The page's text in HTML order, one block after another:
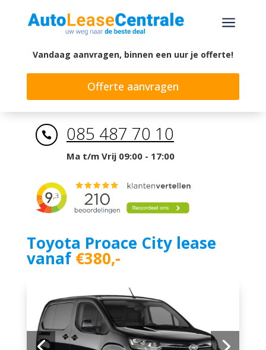
a
Vandaag aanvragen, binnen een uur je offerte!
Offerte aanvragen
 085 487 70 10
Ma t/m Vrij 09:00 - 17:00
Toyota Proace City lease
vanaf€380,-